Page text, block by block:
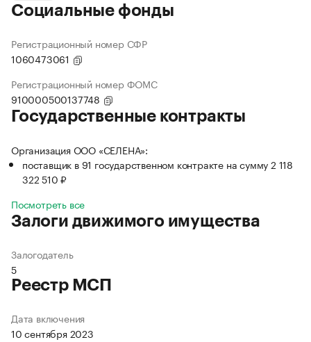
Социальные фонды
Регистрационный номер СФР
1060473061
Регистрационный номер ФОМС
910000500137748
Государственные контракты
Организация ООО «СЕЛЕНА»:
поставщик в 91 государственном контракте на сумму 2 118
322 510 ₽
Посмотреть все
Залоги движимого имущества
Залогодатель
5
Реестр МСП
Дата включения
10 сентября 2023